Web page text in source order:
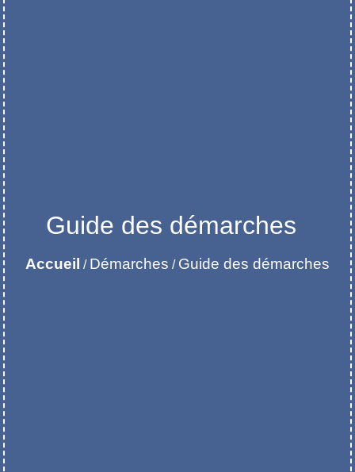
Guide des démarches
Accueil / Démarches / Guide des démarches